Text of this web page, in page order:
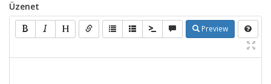
Üzenet
Preview